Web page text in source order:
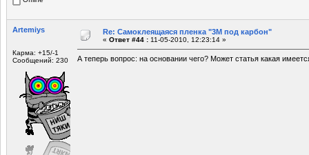
Artemiys
Карма: +15/-1
Сообщений: 230
Re: Самоклеящаяся пленка "3М под карбон"
« Ответ #44 : 11-05-2010, 12:23:14 »
А теперь вопрос: на основании чего? Может статья какая